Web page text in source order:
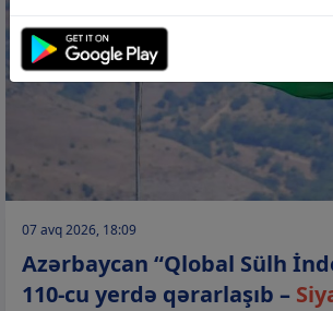
07 avq 2026, 18:09
Azərbaycan “Qlobal Sülh
110-cu yerdə qərarlaşıb –